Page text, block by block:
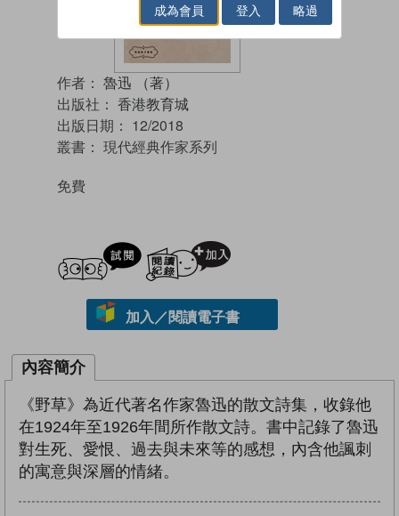
作者： 魯迅 （著）
出版社： 香港教育城
出版日期： 12/2018
叢書： 現代經典作家系列
免費
試閲
加入／閱讀電子書
內容簡介
《野草》為近代著名作家魯迅的散文詩集，收錄他
在1924年至1926年間所作散文詩。書中記錄了魯迅
對生死、愛恨、過去與未來等的感想，內含他諷刺
的寓意與深層的情緒。
成為會員 登入 略過